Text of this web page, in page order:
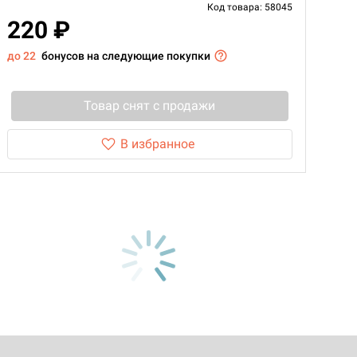
Код товара: 58045
220 ₽
до 22 бонусов на следующие покупки
Товар снят с продажи
В избранное